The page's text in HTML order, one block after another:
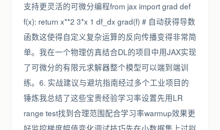
支持更灵活的可微分编程from jax import grad def
f(x): return x**2 3*x 1 df_dx grad(f) # 自动获得导数
函数这使得自定义复杂运算的反向传播变得非常简
单。我在一个物理仿真结合DL的项目中用JAX实现
了可微分的有限元求解器整个模型可以端到端训
练。6. 实战建议与避坑指南经过多个工业项目的
锤炼我总结了这些宝贵经验学习率设置先用LR
range test找到合理范围配合学习率warmup效果更